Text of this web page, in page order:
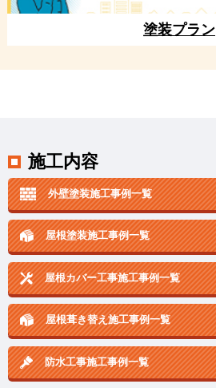
塗装プラン
施工内容
外壁塗装施工事例一覧
屋根塗装施工事例一覧
屋根カバー工事施工事例一覧
屋根葺き替え施工事例一覧
防水工事施工事例一覧